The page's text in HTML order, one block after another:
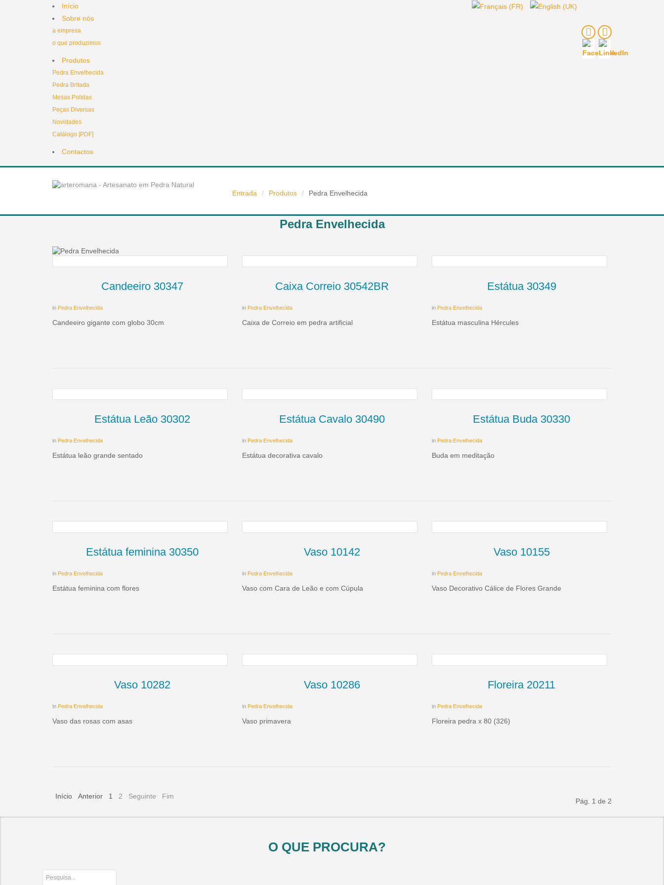
Início
Sobre nós
a empresa
o que produzimos
Produtos
Pedra Envelhecida
Pedra Britada
Mesas Polidas
Peças Diversas
Novidades
Catálogo [PDF]
Contactos
Entrada / Produtos / Pedra Envelhecida
Pedra Envelhecida
Candeeiro 30347
in Pedra Envelhecida
Candeeiro gigante com globo 30cm
Caixa Correio 30542BR
in Pedra Envelhecida
Caixa de Correio em pedra artificial
Estátua 30349
in Pedra Envelhecida
Estátua masculina Hércules
Estátua Leão 30302
in Pedra Envelhecida
Estátua leão grande sentado
Estátua Cavalo 30490
in Pedra Envelhecida
Estátua decorativa cavalo
Estátua Buda 30330
in Pedra Envelhecida
Buda em meditação
Estátua feminina 30350
in Pedra Envelhecida
Estátua feminina com flores
Vaso 10142
in Pedra Envelhecida
Vaso com Cara de Leão e com Cúpula
Vaso 10155
in Pedra Envelhecida
Vaso Decorativo Cálice de Flores Grande
Vaso 10282
in Pedra Envelhecida
Vaso das rosas com asas
Vaso 10286
in Pedra Envelhecida
Vaso primavera
Floreira 20211
in Pedra Envelhecida
Floreira pedra x 80 (326)
Pág. 1 de 2
Início Anterior 1 2 Seguinte Fim
O QUE PROCURA?